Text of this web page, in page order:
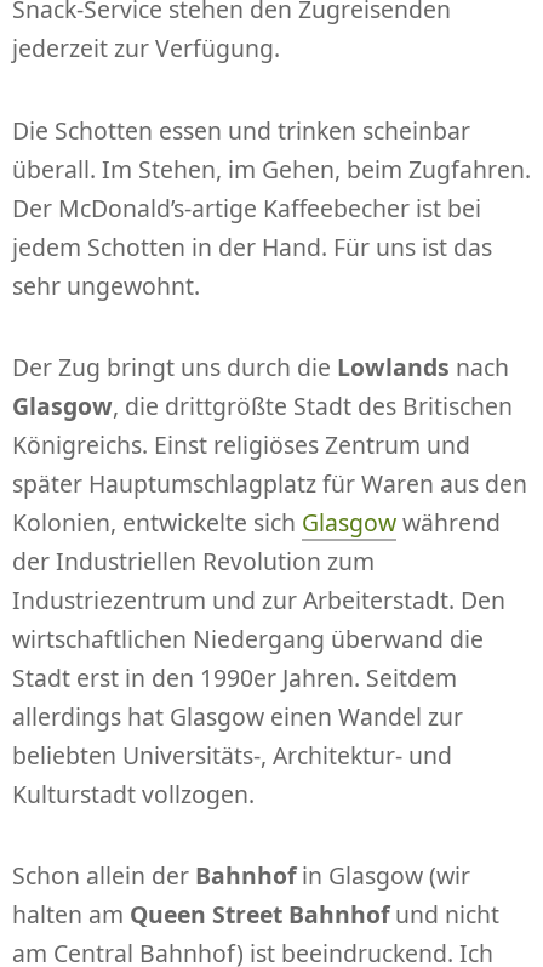
Snack-Service stehen den Zugreisenden
jederzeit zur Verfügung.
Die Schotten essen und trinken scheinbar
überall. Im Stehen, im Gehen, beim Zugfahren.
Der McDonald’s-artige Kaffeebecher ist bei
jedem Schotten in der Hand. Für uns ist das
sehr ungewohnt.
Der Zug bringt uns durch die Lowlands nach
Glasgow, die drittgrößte Stadt des Britischen
Königreichs. Einst religiöses Zentrum und
später Hauptumschlagplatz für Waren aus den
Kolonien, entwickelte sich Glasgowwährend
der Industriellen Revolution zum
Industriezentrum und zur Arbeiterstadt. Den
wirtschaftlichen Niedergang überwand die
Stadt erst in den 1990er Jahren. Seitdem
allerdings hat Glasgow einen Wandel zur
beliebten Universitäts-, Architektur- und
Kulturstadt vollzogen.
Schon allein der Bahnhofin Glasgow (wir
halten am Queen Street Bahnhofund nicht
am Central Bahnhof) ist beeindruckend. Ich